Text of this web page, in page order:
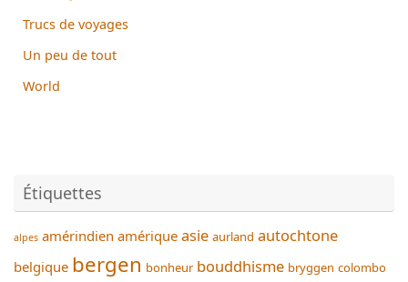
Trucs de voyages
Un peu de tout
World
Étiquettes
alpes amérindien amérique asie aurland autochtone
belgique bergen bonheur bouddhisme bryggen colombo